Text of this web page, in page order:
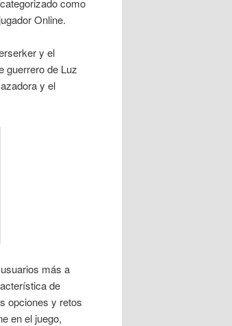
como
Online.
y el
guerrero de Luz
y el
más a
de
opciones y retos
en el juego,